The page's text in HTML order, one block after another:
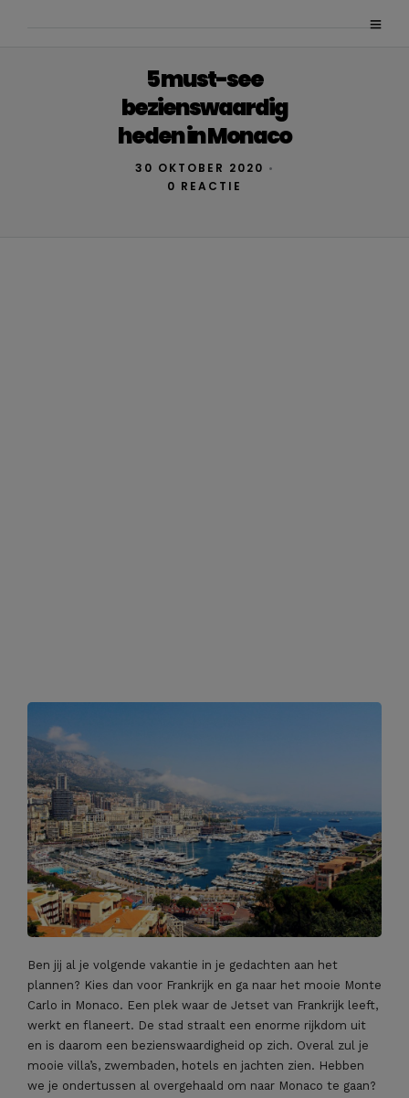
5 must-see
bezienswaardig
heden in Monaco
30 OKTOBER 2020 •
0 REACTIE
Ben jij al je volgende vakantie in je gedachten aan het
plannen? Kies dan voor Frankrijk en ga naar het mooie Monte
Carlo in Monaco. Een plek waar de Jetset van Frankrijk leeft,
werkt en flaneert. De stad straalt een enorme rijkdom uit
en is daarom een bezienswaardigheid op zich. Overal zul je
mooie villa’s, zwembaden, hotels en jachten zien. Hebben
we je ondertussen al overgehaald om naar Monaco te gaan?